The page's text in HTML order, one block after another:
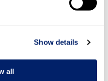
Show details
all
wahr­
und gibt dem
jeweils die